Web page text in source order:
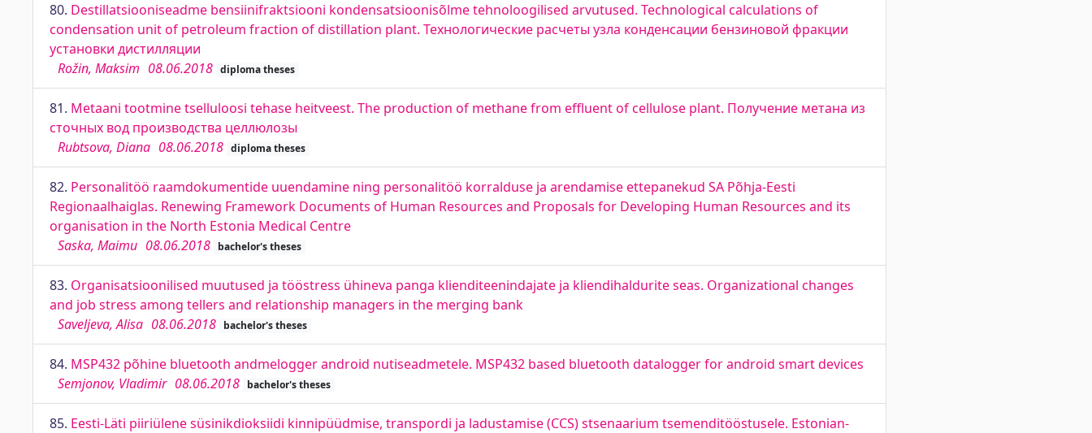
80. Destillatsiooniseadme bensiinifraktsiooni kondensatsioonisõlme tehnoloogilised arvutused. Technological calculations of
condensation unit of petroleum fraction of distillation plant. Технологические расчеты узла конденсации бензиновой фракции
установки дистилляции
Rožin, Maksim 08.06.2018 diploma theses
81. Metaani tootmine tselluloosi tehase heitveest. The production of methane from effluent of cellulose plant. Получение метана из
сточных вод производства целлюлозы
Rubtsova, Diana 08.06.2018 diploma theses
82. Personalitöö raamdokumentide uuendamine ning personalitöö korralduse ja arendamise ettepanekud SA Põhja-Eesti
Regionaalhaiglas. Renewing Framework Documents of Human Resources and Proposals for Developing Human Resources and its
organisation in the North Estonia Medical Centre
Saska, Maimu 08.06.2018 bachelor's theses
83. Organisatsioonilised muutused ja tööstress ühineva panga klienditeenindajate ja kliendihaldurite seas. Organizational changes
and job stress among tellers and relationship managers in the merging bank
Saveljeva, Alisa 08.06.2018 bachelor's theses
84. MSP432 põhine bluetooth andmelogger android nutiseadmetele. MSP432 based bluetooth datalogger for android smart devices
Semjonov, Vladimir 08.06.2018 bachelor's theses
85. Eesti-Läti piiriülene süsinikdioksiidi kinnipüüdmise, transpordi ja ladustamise (CCS) stsenaarium tsemenditööstusele. Estonian-